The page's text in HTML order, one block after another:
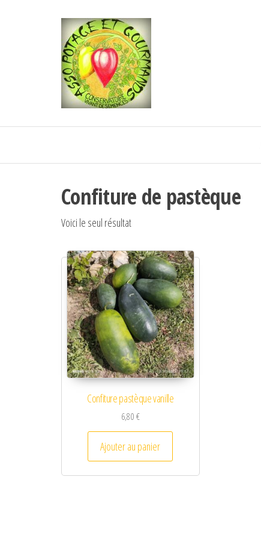
Confiture de pastèque
Voici le seul résultat
Confiture pastèque vanille
6,80€
Ajouter au panier